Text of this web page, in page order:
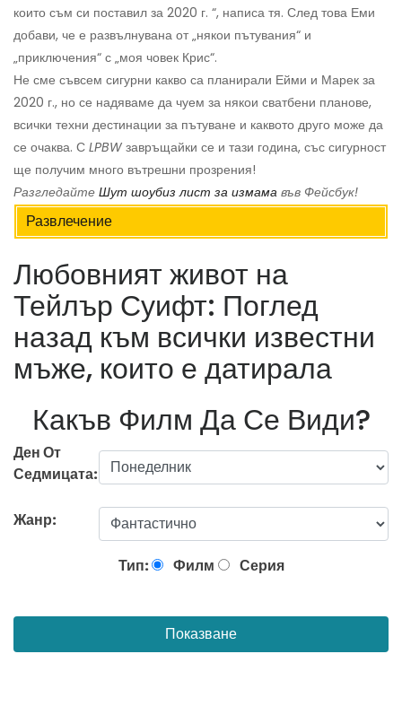
които съм си поставил за 2020 г. “, написа тя. След това Еми
добави, че е развълнувана от „някои пътувания“ и
„приключения“ с „моя човек Крис“.
Не сме съвсем сигурни какво са планирали Ейми и Марек за
2020 г., но се надяваме да чуем за някои сватбени планове,
всички техни дестинации за пътуване и каквото друго може да
се очаква. С LPBW завръщайки се и тази година, със сигурност
ще получим много вътрешни прозрения!
Разгледайте Шут шоубиз лист за измама във Фейсбук!
Развлечение
Любовният живот на
Тейлър Суифт: Поглед
назад към всички известни
мъже, които е датирала
Какъв Филм Да Се Види?
Ден От
Седмицата:
Жанр:
Тип: Филм Серия
Показване